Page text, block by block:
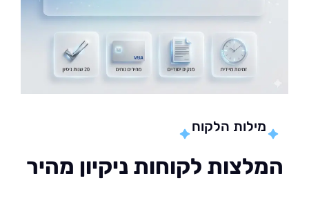
מילות הלקוח
לקוחות ניקיון מהיר